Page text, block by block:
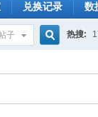
兑换记录 数
子 热搜: